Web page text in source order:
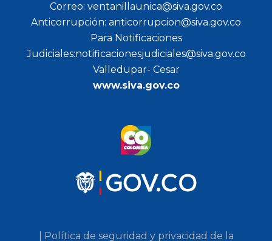
Correo: ventanillaunica@siva.gov.co
Anticorrupción: anticorrupcion@siva.gov.co
Para Notificaciones
Judiciales:notificacionesjudiciales@siva.gov.co
Valledupar- Cesar
www.siva.gov.co
| Política de seguridad y privacidad de la